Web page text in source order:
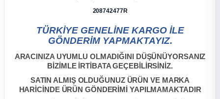
208742477R
TÜRKİYE GENELİNE KARGO İLE
GÖNDERİM YAPMAKTAYIZ.
ARACINIZA UYUMLU OLMADIĞINI DÜŞÜNÜYORSANIZ
BİZİMLE İRTİBATA GEÇEBİLİRSİNİZ.
SATIN ALMIŞ OLDUĞUNUZ ÜRÜN VE MARKA
HARİCİNDE ÜRÜN GÖNDERİMİ YAPILMAMAKTADIR